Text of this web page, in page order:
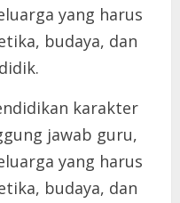
yang harus
budaya, dan
karakter
jawab guru,
yang harus
budaya, dan